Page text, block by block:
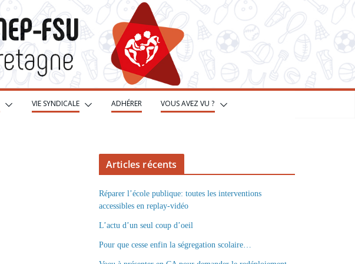
VIE SYNDICALE ADHÉRER VOUS AVEZ VU ?
Articles récents
Réparer l’école publique: toutes les interventions
accessibles en replay-vidéo
L’actu d’un seul coup d’oeil
Pour que cesse enfin la ségregation scolaire…